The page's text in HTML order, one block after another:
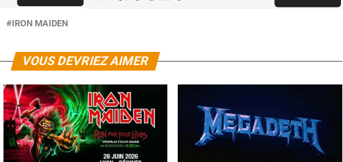
IRON MAIDEN
VOUS DEVRIEZ AIMER